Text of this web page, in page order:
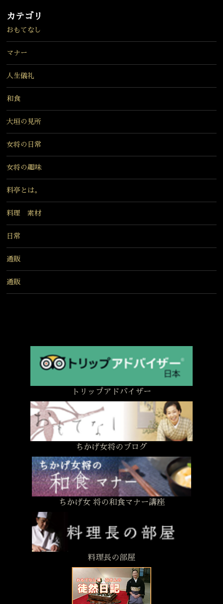
カテゴリ
おもてなし
マナー
人生儀礼
和食
大垣の見所
女将の日常
女将の趣味
料亭とは。
料理 素材
日常
通販
通販
トリップアドバイザー
ちかげ女将のブログ
ちかげ女 将の和食マナー講座
料理長の部屋